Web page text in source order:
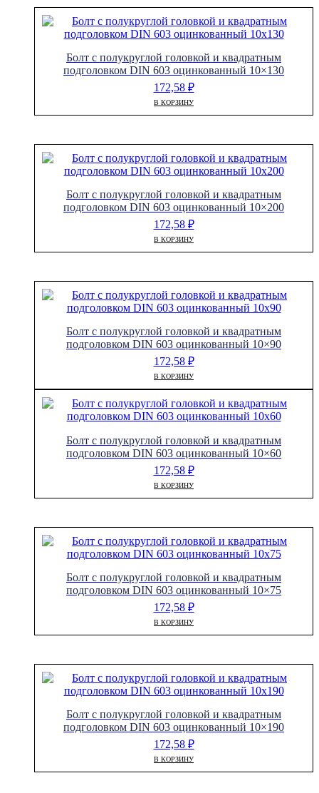
Болт с полукруглой головкой и квадратным
подголовком DIN 603 оцинкованный 10×130
172,58 ₽
В КОРЗИНУ
Болт с полукруглой головкой и квадратным
подголовком DIN 603 оцинкованный 10×200
172,58 ₽
В КОРЗИНУ
Болт с полукруглой головкой и квадратным
подголовком DIN 603 оцинкованный 10×90
172,58 ₽
В КОРЗИНУ
Болт с полукруглой головкой и квадратным
подголовком DIN 603 оцинкованный 10×60
172,58 ₽
В КОРЗИНУ
Болт с полукруглой головкой и квадратным
подголовком DIN 603 оцинкованный 10×75
172,58 ₽
В КОРЗИНУ
Болт с полукруглой головкой и квадратным
подголовком DIN 603 оцинкованный 10×190
172,58 ₽
В КОРЗИНУ